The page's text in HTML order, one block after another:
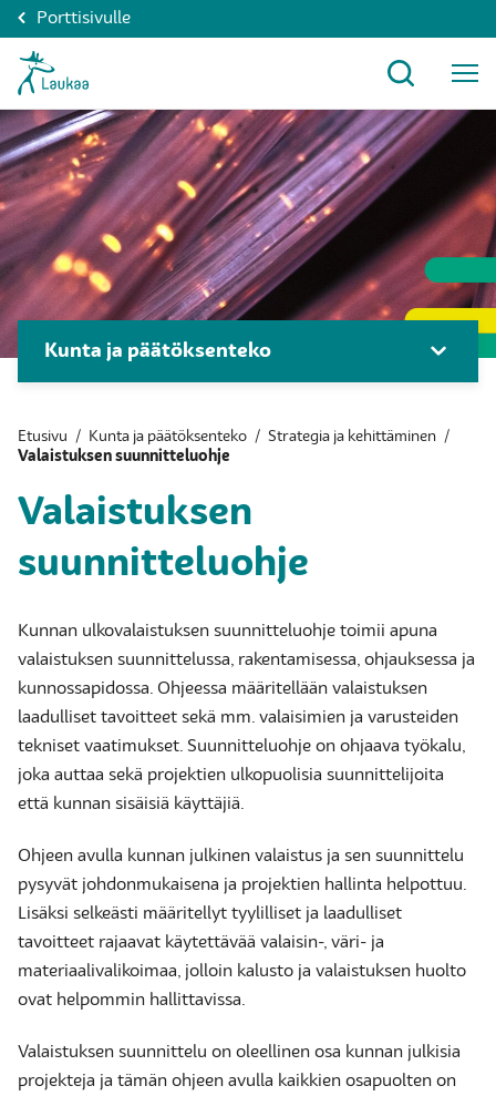
Porttisivulle
Kunta ja päätöksenteko
Etusivu / Kunta ja päätöksenteko / Strategia ja kehittäminen /
Valaistuksen suunnitteluohje
Valaistuksen
suunnitteluohje
Kunnan ulkovalaistuksen suunnitteluohje toimii apuna
valaistuksen suunnittelussa, rakentamisessa, ohjauksessa ja
kunnossapidossa. Ohjeessa määritellään valaistuksen
laadulliset tavoitteet sekä mm. valaisimien ja varusteiden
tekniset vaatimukset. Suunnitteluohje on ohjaava työkalu,
joka auttaa sekä projektien ulkopuolisia suunnittelijoita
että kunnan sisäisiä käyttäjiä.
​Ohjeen avulla kunnan julkinen valaistus ja sen suunnittelu
pysyvät johdonmukaisena ja projektien hallinta helpottuu.
Lisäksi selkeästi määritellyt tyylilliset ja laadulliset
tavoitteet rajaavat käytettävää valaisin-, väri- ja
materiaalivalikoimaa, jolloin kalusto ja valaistuksen huolto
ovat helpommin hallittavissa.
Valaistuksen suunnittelu on oleellinen osa kunnan julkisia
projekteja ja tämän ohjeen avulla kaikkien osapuolten on